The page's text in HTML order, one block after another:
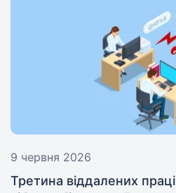
9 червня 2026
Третина віддалених